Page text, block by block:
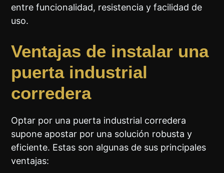
entre funcionalidad, resistencia y facilidad de
uso.
Ventajas de instalar una
puerta industrial
corredera
Optar por una puerta industrial corredera
supone apostar por una solución robusta y
eficiente. Estas son algunas de sus principales
ventajas: